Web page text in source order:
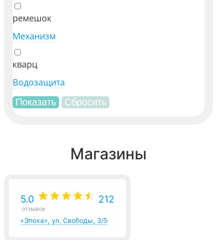
ремешок
Механизм
кварц
Водозащита
Магазины
5.0 212
отзывов
«Эпоха», ул. Свободы, 3/5